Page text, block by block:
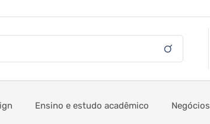
Ensino e estudo acadêmico Negócios